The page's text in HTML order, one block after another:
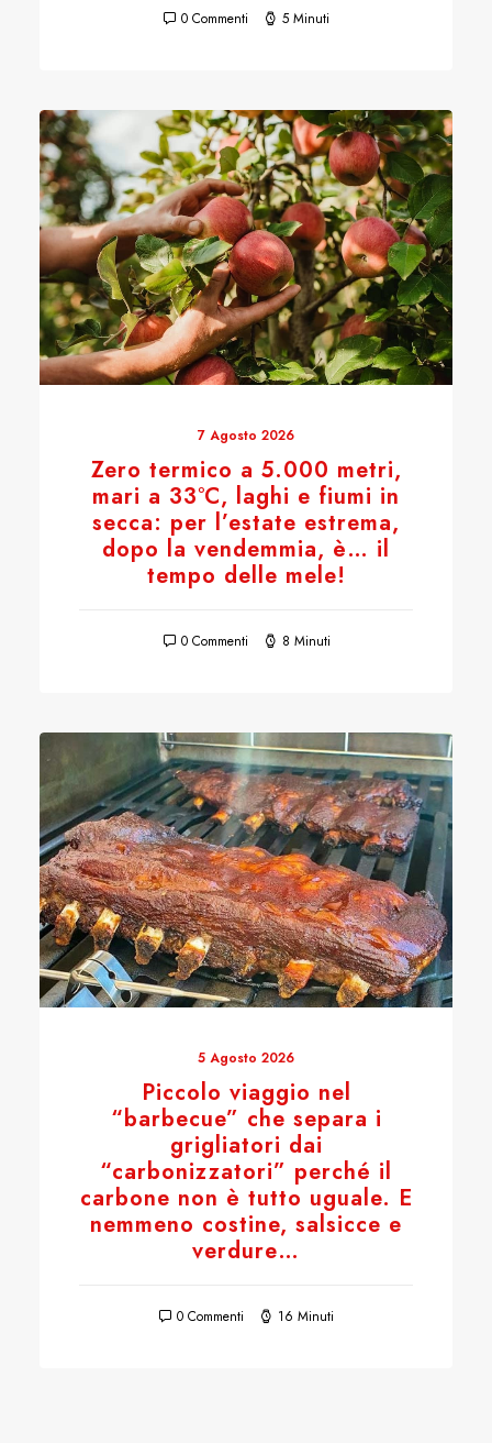
0 Commenti 5 Minuti
7 Agosto 2026
Zero termico a 5.000 metri,
mari a 33°C, laghi e fiumi in
secca: per l’estate estrema,
dopo la vendemmia, è… il
tempo delle mele!
0 Commenti 8 Minuti
5 Agosto 2026
Piccolo viaggio nel
“barbecue” che separa i
grigliatori dai
“carbonizzatori” perché il
carbone non è tutto uguale. E
nemmeno costine, salsicce e
verdure…
0 Commenti 16 Minuti